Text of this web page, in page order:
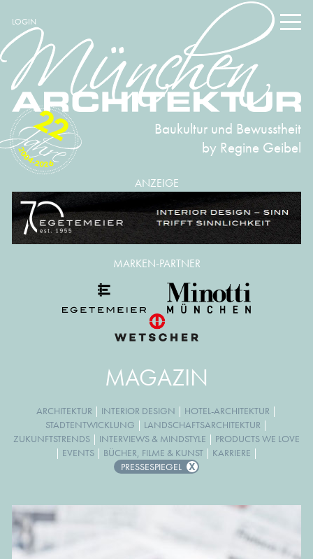
LOGIN
Baukultur und Bewusstheit
by Regine Geibel
2004-2026
22
ANZEIGE
MAGAZIN
ARCHITEKTUR | INTERIOR DESIGN | HOTEL-ARCHITEKTUR |
STADTENTWICKLUNG | LANDSCHAFTSARCHITEKTUR |
ZUKUNFTSTRENDS | INTERVIEWS & MINDSTYLE | PRODUCTS WE LOVE
| EVENTS | BÜCHER, FILME & KUNST | KARRIERE |
PRESSESPIEGEL